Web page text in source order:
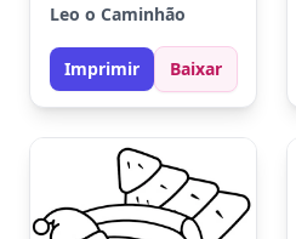
aventuras. Pinte seu
corpo com azul claro e
suas rodas de preto.
Experimente adicionar
com giz de cera para
um toque extra.
Leo o Caminhão
Imprimir Baixar